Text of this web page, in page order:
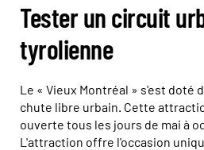
Tester un circuit
tyrolienne
Le « Vieux Montréal » s'est doté
chute libre urbain. Cette
ouverte tous les jours de mai à
L'attraction offre l'occasion